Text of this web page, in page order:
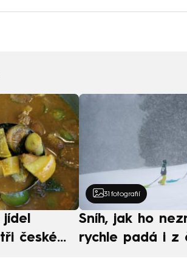
české
31 fotografií
Sníh, jak ho
rychle padá i z